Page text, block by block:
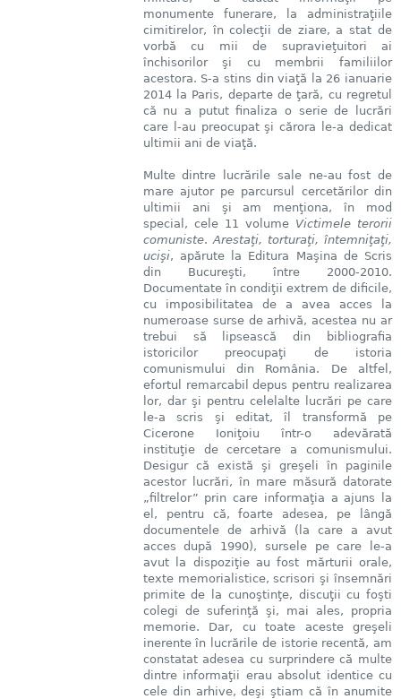
monumente funerare, la administraţiile
cimitirelor, în colecţii de ziare, a stat de
vorbă cu mii de supravieţuitori ai
închisorilor şi cu membrii familiilor
acestora. S-a stins din viaţă la 26 ianuarie
2014 la Paris, departe de ţară, cu regretul
că nu a putut finaliza o serie de lucrări
care l-au preocupat şi cărora le-a dedicat
ultimii ani de viaţă.
Multe dintre lucrările sale ne-au fost de
mare ajutor pe parcursul cercetărilor din
ultimii ani şi am menţiona, în mod
special, cele 11 volume Victimele terorii
comuniste. Arestaţi, torturaţi, întemniţaţi,
ucişi, apărute la Editura Maşina de Scris
din Bucureşti, între 2000-2010.
Documentate în condiţii extrem de dificile,
cu imposibilitatea de a avea acces la
numeroase surse de arhivă, acestea nu ar
trebui să lipsească din bibliografia
istoricilor preocupaţi de istoria
comunismului din România. De altfel,
efortul remarcabil depus pentru realizarea
lor, dar şi pentru celelalte lucrări pe care
le-a scris şi editat, îl transformă pe
Cicerone Ioniţoiu într-o adevărată
instituţie de cercetare a comunismului.
Desigur că există şi greşeli în paginile
acestor lucrări, în mare măsură datorate
„filtrelor” prin care informaţia a ajuns la
el, pentru că, foarte adesea, pe lângă
documentele de arhivă (la care a avut
acces după 1990), sursele pe care le-a
avut la dispoziţie au fost mărturii orale,
texte memorialistice, scrisori şi însemnări
primite de la cunoştinţe, discuţii cu foşti
colegi de suferinţă şi, mai ales, propria
memorie. Dar, cu toate aceste greşeli
inerente în lucrările de istorie recentă, am
constatat adesea cu surprindere că multe
dintre informaţii erau absolut identice cu
cele din arhive, deşi ştiam că în anumite